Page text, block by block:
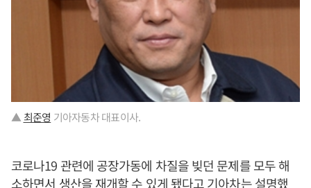
▲최준영 기아자동차 대표이사.
코로나19 관련에 공장가동에 차질을 빚던 문제를 모두 해
소하면서 생산을 재개할 수 있게 됐다고 기아차는 설명했